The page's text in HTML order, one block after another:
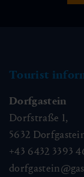
Tourist
Dorfgastein
Dorfstraße 1,
5632
+43 6432 3393